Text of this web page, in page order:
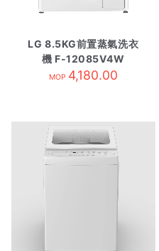
LG 8.5KG前置蒸氣洗衣
機 F-12085V4W
MOP 4,180.00